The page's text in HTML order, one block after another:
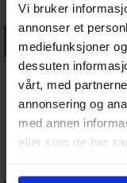
Vi bruker
annonser et
mediefunksjoner
dessuten
vårt, med
annonsering og
med annen
eller som de har
Legg i handlekurven
Bezzerwizzer
Original 3.0 -
SVENSKAntall på
lager:6 278,-